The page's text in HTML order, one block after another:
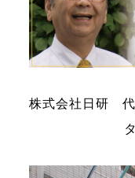
株式会社日研